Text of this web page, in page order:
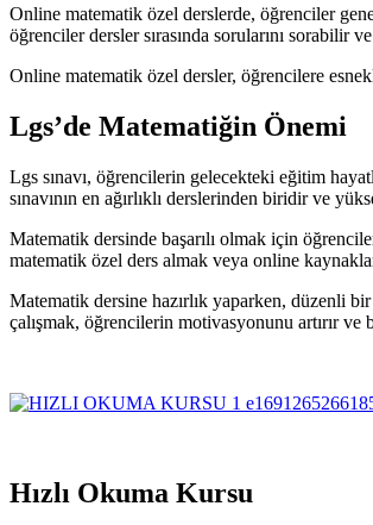
Online matematik özel derslerde, öğrenciler
öğrenciler dersler sırasında sorularını sorabilir
Online matematik özel dersler, öğrencilere
Lgs’de Matematiğin Önemi
Lgs sınavı, öğrencilerin gelecekteki eğitim
sınavının en ağırlıklı derslerinden biridir ve
Matematik dersinde başarılı olmak için
matematik özel ders almak veya online
Matematik dersine hazırlık yaparken, düzenli
çalışmak, öğrencilerin motivasyonunu artırır ve
Hızlı Okuma Kursu